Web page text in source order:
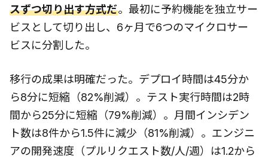
スずつ切り出す方式だ。最初に予約機能を独立サー
ビスとして切り出し、6ヶ月で6つのマイクロサー
ビスに分割した。
移行の成果は明確だった。デプロイ時間は45分か
ら8分に短縮（82%削減）。テスト実行時間は2時
間から25分に短縮（79%削減）。月間インシデン
ト数は8件から1.5件に減少（81%削減）。エンジニ
アの開発速度（プルリクエスト数/人/週）は1.2から